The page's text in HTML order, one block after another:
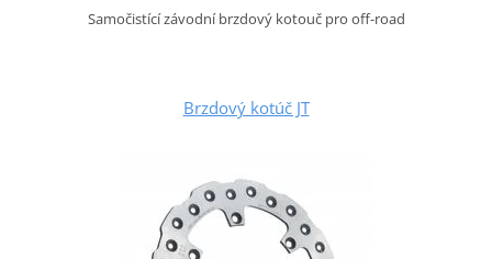
Samočistící závodní brzdový kotouč pro off-road
Brzdový kotúč JT